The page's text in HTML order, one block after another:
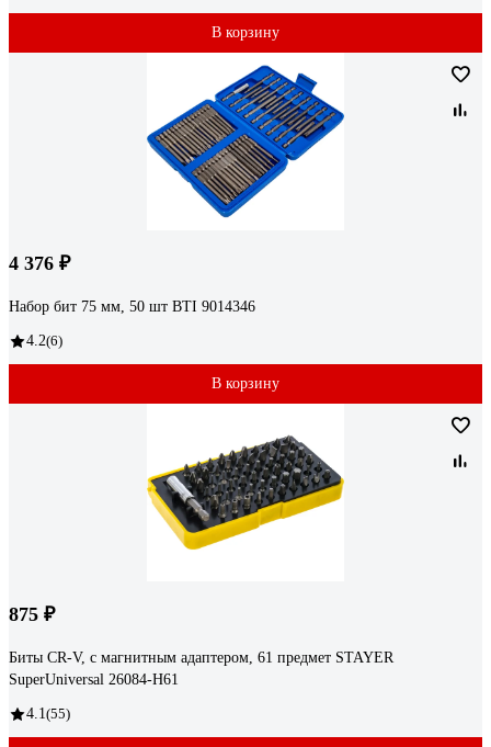
В корзину
4 376 ₽
Набор бит 75 мм, 50 шт BTI 9014346
4.2(6)
В корзину
875 ₽
Биты CR-V, с магнитным адаптером, 61 предмет STAYER
SuperUniversal 26084-H61
4.1(55)